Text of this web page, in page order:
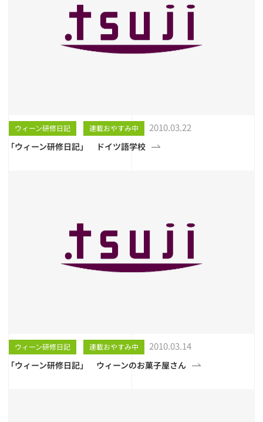
ウィーン研修日記 連載おやすみ中 2010.03.22
「ウィーン研修日記」 ドイツ語学校
ウィーン研修日記 連載おやすみ中 2010.03.14
「ウィーン研修日記」 ウィーンのお菓子屋さん